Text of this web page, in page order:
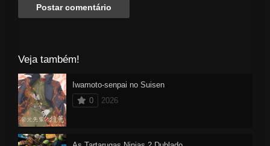
Veja também!
Iwamoto-senpai no Suisen
0
2026